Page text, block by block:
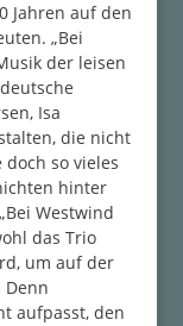
Jahren auf den
„Bei
der leisen
Isa
die nicht
so vieles
hinter
Westwind
das Trio
um auf der
Denn
aufpasst, den